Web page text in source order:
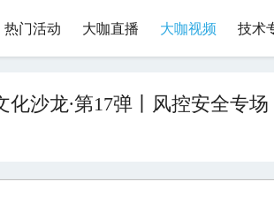
热门活动 大咖直播 大咖视频 技术
化沙龙∙第17弹丨风控安全专